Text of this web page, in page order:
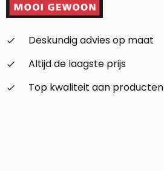
check_small
Deskundig advies op maat
check_small
Altijd de laagste prijs
check_small
Top kwaliteit aan producten